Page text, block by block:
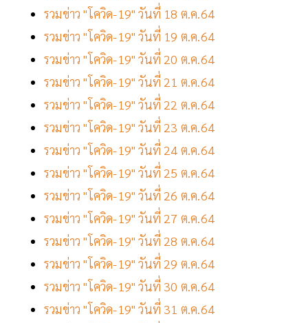
รวมข่าว "โควิด-19" วันที่ 18 ต.ค.64
รวมข่าว "โควิด-19" วันที่ 19 ต.ค.64
รวมข่าว "โควิด-19" วันที่ 20 ต.ค.64
รวมข่าว "โควิด-19" วันที่ 21 ต.ค.64
รวมข่าว "โควิด-19" วันที่ 22 ต.ค.64
รวมข่าว "โควิด-19" วันที่ 23 ต.ค.64
รวมข่าว "โควิด-19" วันที่ 24 ต.ค.64
รวมข่าว "โควิด-19" วันที่ 25 ต.ค.64
รวมข่าว "โควิด-19" วันที่ 26 ต.ค.64
รวมข่าว "โควิด-19" วันที่ 27 ต.ค.64
รวมข่าว "โควิด-19" วันที่ 28 ต.ค.64
รวมข่าว "โควิด-19" วันที่ 29 ต.ค.64
รวมข่าว "โควิด-19" วันที่ 30 ต.ค.64
รวมข่าว "โควิด-19" วันที่ 31 ต.ค.64